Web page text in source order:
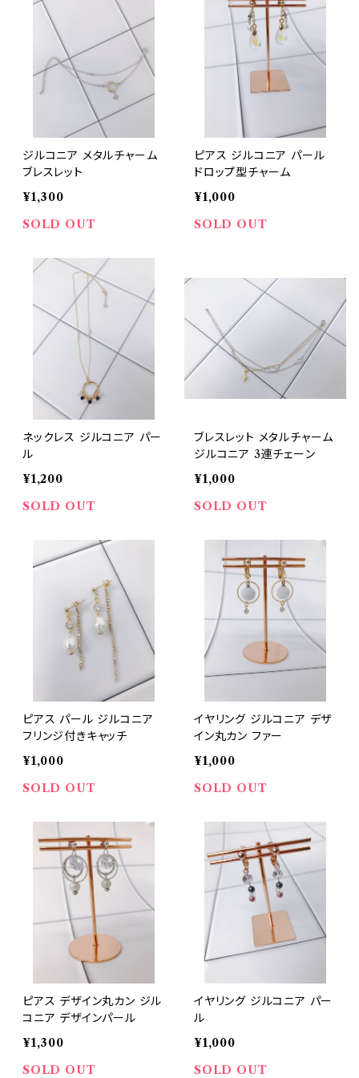
ジルコニア メタルチャーム
ブレスレット
¥1,300
SOLD OUT
ピアス ジルコニア パール
ドロップ型チャーム
¥1,000
SOLD OUT
ネックレス ジルコニア パー
ル
¥1,200
SOLD OUT
ブレスレット メタルチャーム
ジルコニア 3連チェーン
¥1,000
SOLD OUT
ピアス パール ジルコニア
フリンジ付きキャッチ
¥1,000
SOLD OUT
イヤリング ジルコニア デザ
イン丸カン ファー
¥1,000
SOLD OUT
ピアス デザイン丸カン ジル
コニア デザインパール
¥1,300
SOLD OUT
イヤリング ジルコニア パー
ル
¥1,000
SOLD OUT